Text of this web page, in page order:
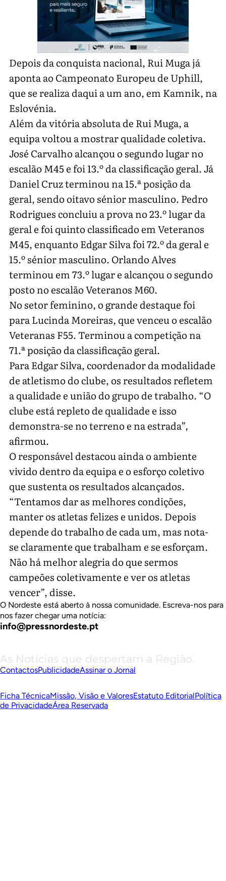
Depois da conquista nacional, Rui Muga já
aponta ao Campeonato Europeu de Uphill,
que se realiza daqui a um ano, em Kamnik, na
Eslovénia.
Além da vitória absoluta de Rui Muga, a
equipa voltou a mostrar qualidade coletiva.
José Carvalho alcançou o segundo lugar no
escalão M45 e foi 13.º da classificação geral. Já
Daniel Cruz terminou na 15.ª posição da
geral, sendo oitavo sénior masculino. Pedro
Rodrigues concluiu a prova no 23.º lugar da
geral e foi quinto classificado em Veteranos
M45, enquanto Edgar Silva foi 72.º da geral e
15.º sénior masculino. Orlando Alves
terminou em 73.º lugar e alcançou o segundo
posto no escalão Veteranos M60.
No setor feminino, o grande destaque foi
para Lucinda Moreiras, que venceu o escalão
Veteranas F55. Terminou a competição na
71.ª posição da classificação geral.
Para Edgar Silva, coordenador da modalidade
de atletismo do clube, os resultados refletem
a qualidade e união do grupo de trabalho. “O
clube está repleto de qualidade e isso
demonstra-se no terreno e na estrada”,
afirmou.
O responsável destacou ainda o ambiente
vivido dentro da equipa e o esforço coletivo
que sustenta os resultados alcançados.
“Tentamos dar as melhores condições,
manter os atletas felizes e unidos. Depois
depende do trabalho de cada um, mas nota-
se claramente que trabalham e se esforçam.
Não há melhor alegria do que sermos
campeões coletivamente e ver os atletas
vencer”, disse.
O Nordeste está aberto à nossa comunidade. Escreva-nos para
nos fazer chegar uma notícia:
info@pressnordeste.pt
As Notícias que despertam a Região.
ContactosPublicidadeAssinar o Jornal
Ficha TécnicaMissão, Visão e ValoresEstatuto EditorialPolítica
de PrivacidadeÁrea Reservada